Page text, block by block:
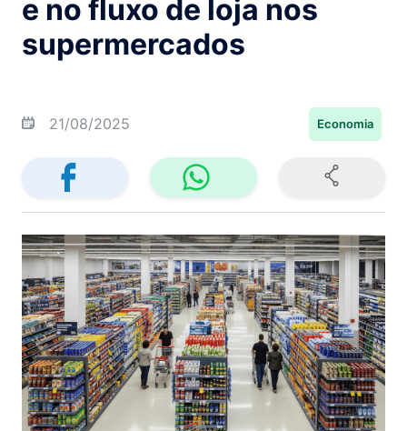
e no fluxo de loja nos
supermercados
21/08/2025 Economia